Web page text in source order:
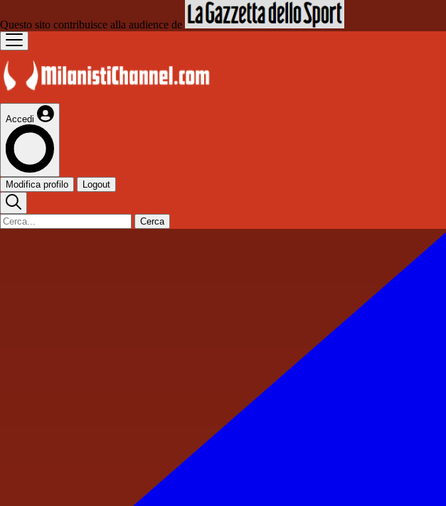
Questo sito contribuisce alla audience de
Accedi
Modifica profilo Logout
Cerca